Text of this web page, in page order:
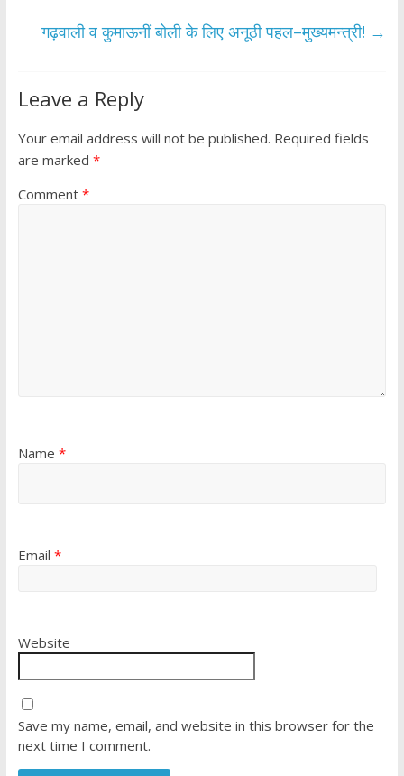
k p
गढ़वाली व कुमाऊनीं बोली के लिए अनूठी पहल–मुख्यमन्त्री! →
Leave a Reply
Your email address will not be published. Required fields
are marked *
Comment *
Name *
Email *
Website
Save my name, email, and website in this browser for the
next time I comment.